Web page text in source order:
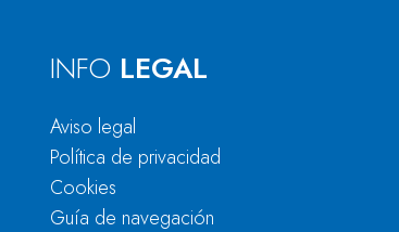
INFO LEGAL
Aviso legal
Política de privacidad
Cookies
Guía de navegación